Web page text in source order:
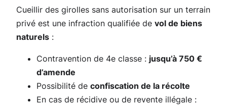
Cueillir des girolles sans autorisation sur un terrain
privé est une infraction qualifiée de vol de biens
naturels :
Contravention de 4e classe : jusqu’à 750 €
d’amende
Possibilité de confiscation de la récolte
En cas de récidive ou de revente illégale :